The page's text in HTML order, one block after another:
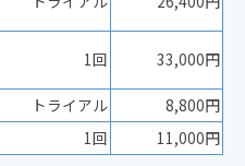
1回 33,000円
トライアル
8,800円
1回
11,000円